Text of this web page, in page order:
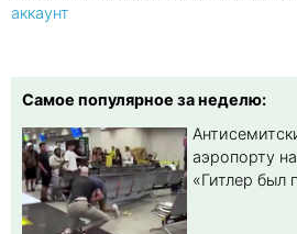
аккаунт
Самое популярное за неделю:
аэропорту
«Гитлер был